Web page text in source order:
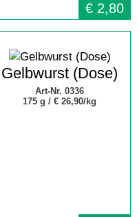
€ 2,80
Gelbwurst (Dose)
Art-Nr. 0336
175 g /€ 26,90/kg